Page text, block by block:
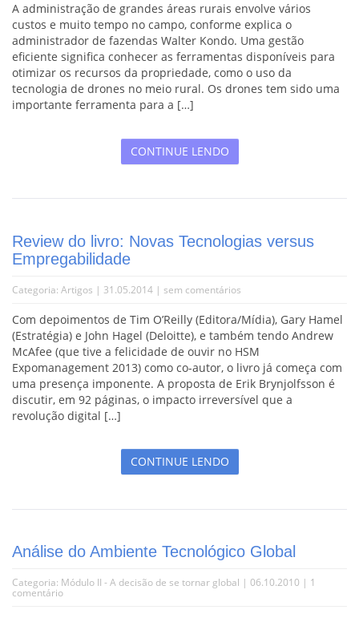
A administração de grandes áreas rurais envolve vários
custos e muito tempo no campo, conforme explica o
administrador de fazendas Walter Kondo. Uma gestão
eficiente significa conhecer as ferramentas disponíveis para
otimizar os recursos da propriedade, como o uso da
tecnologia de drones no meio rural. Os drones tem sido uma
importante ferramenta para a […]
CONTINUE LENDO
Review do livro: Novas Tecnologias versus
Empregabilidade
Categoria: Artigos | 31.05.2014 | sem comentários
Com depoimentos de Tim O’Reilly (Editora/Mídia), Gary Hamel
(Estratégia) e John Hagel (Deloitte), e também tendo Andrew
McAfee (que tive a felicidade de ouvir no HSM
Expomanagement 2013) como co-autor, o livro já começa com
uma presença imponente. A proposta de Erik Brynjolfsson é
discutir, em 92 páginas, o impacto irreversível que a
revolução digital […]
CONTINUE LENDO
Análise do Ambiente Tecnológico Global
Categoria: Módulo II - A decisão de se tornar global | 06.10.2010 | 1
comentário